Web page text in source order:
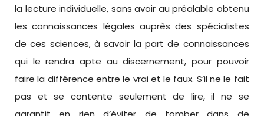
la lecture individuelle, sans avoir au préalable obtenu
les connaissances légales auprès des spécialistes
de ces sciences, à savoir la part de connaissances
qui le rendra apte au discernement, pour pouvoir
faire la différence entre le vrai et le faux. S’il ne le fait
pas et se contente seulement de lire, il ne se